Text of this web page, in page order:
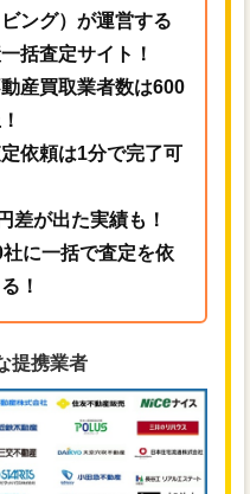
ング）が運営する
括査定サイト！
産買取業者数は600
依頼は1分で完了可
差が出た実績も！
に一括で査定を依
！
提携業者